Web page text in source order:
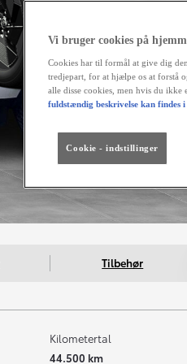
Tilbehør
Kilometertal
44.500 km
Vi bruger cookies på
Cookies har til formål at give dig
tredjepart, for at hjælpe os at forstå
alle disse cookies, men hvis du
fuldstændig beskrivelse kan findes
Cookie - indstillinger